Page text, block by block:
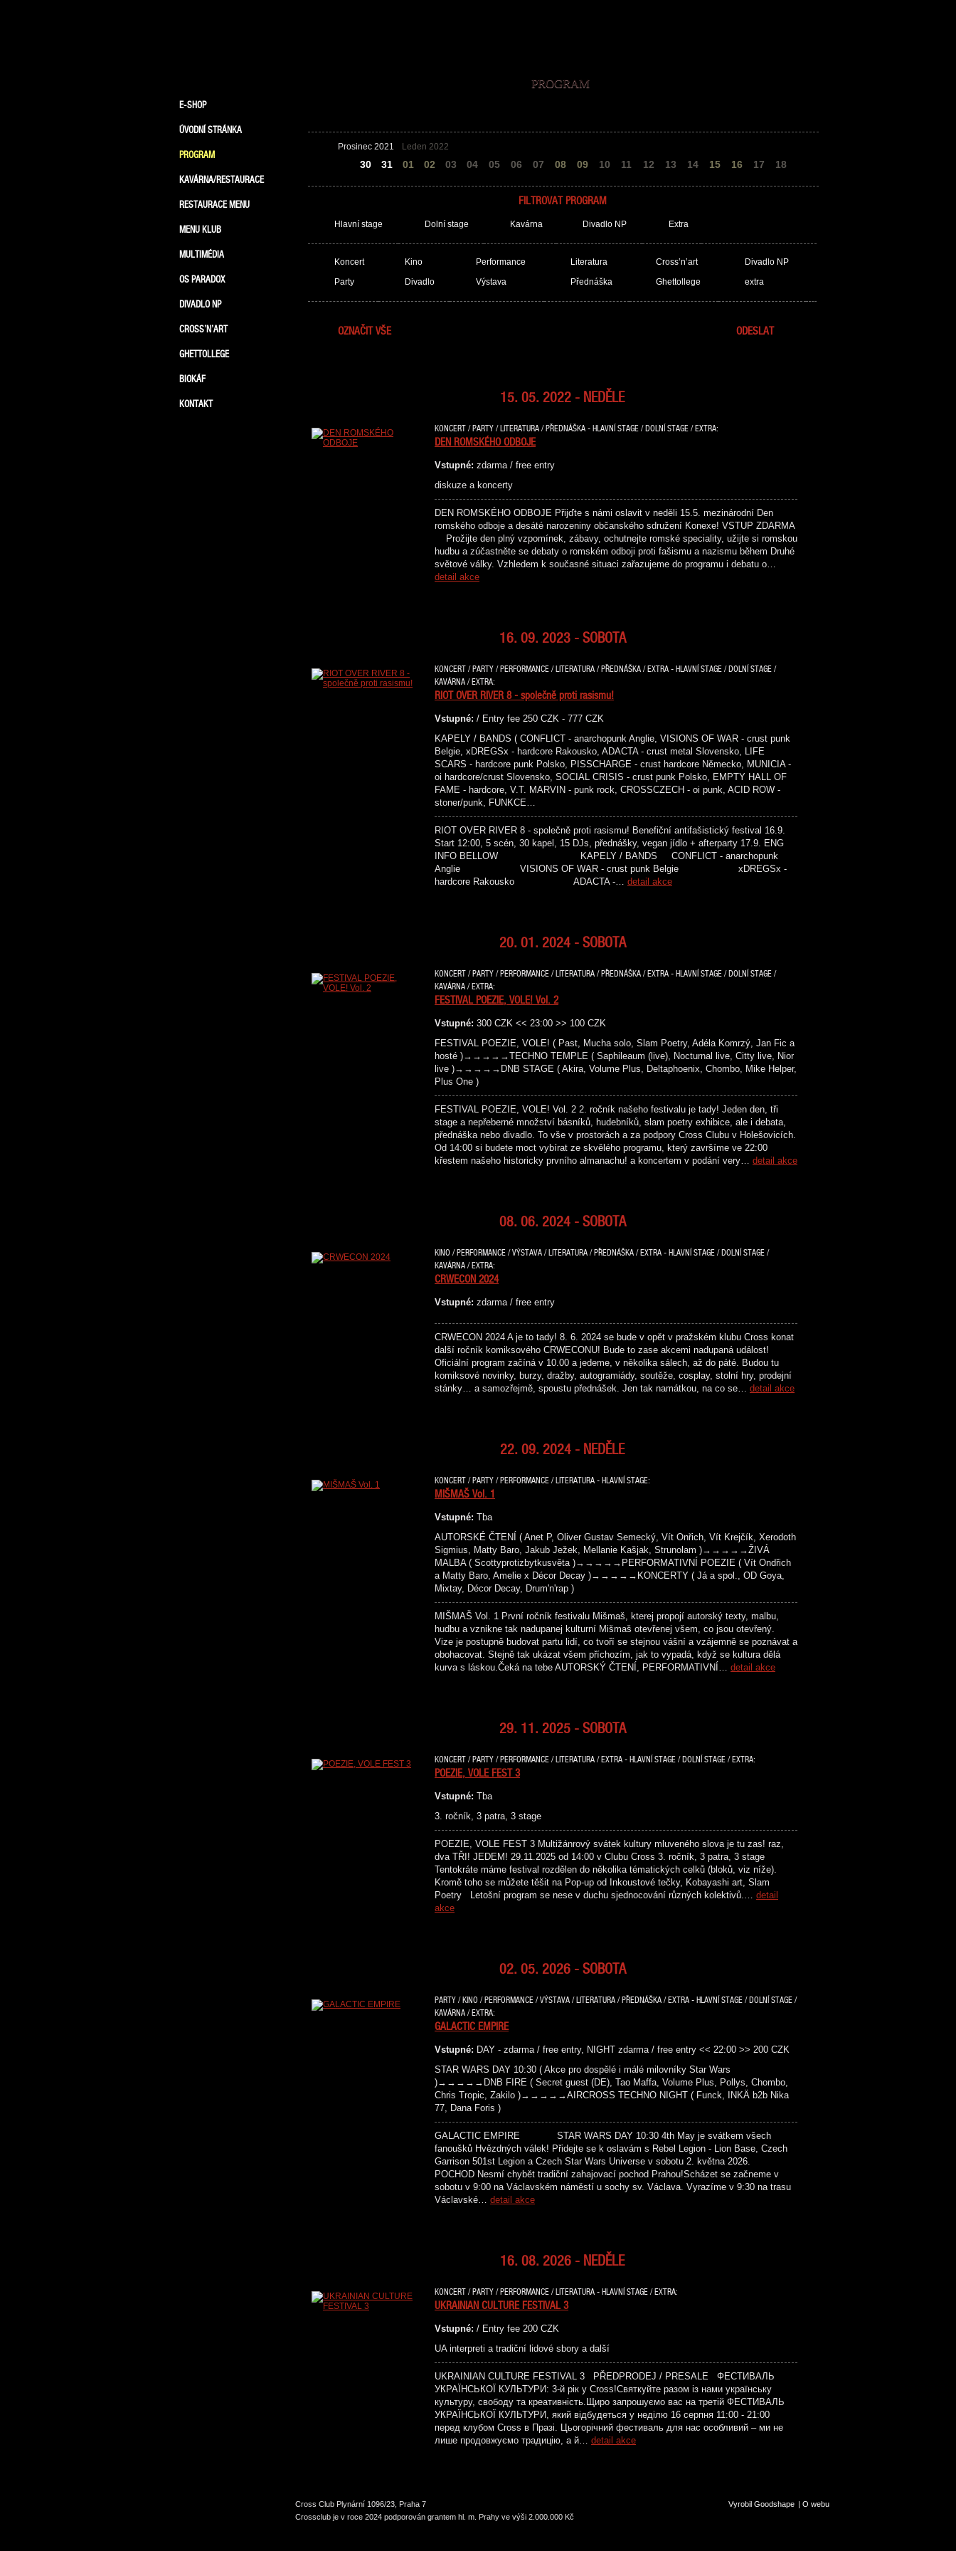
E-SHOP
ÚVODNÍ STRÁNKA
PROGRAM
KAVÁRNA/RESTAURACE
RESTAURACE MENU
MENU KLUB
MULTIMÉDIA
OS PARADOX
DIVADLO NP
CROSS’N’ART
GHETTOLLEGE
BIOKÁF
KONTAKT
PROGRAM
Prosinec 2021
30 31
Leden 2022
01 02 03 04 05 06 07 08 09 10 11 12 13 14 15 16 17 18
FILTROVAT PROGRAM
Hlavní stage Dolní stage Kavárna Divadlo NP Extra
Koncert
Party
Kino
Divadlo
Performance
Výstava
Literatura
Přednáška
Cross’n’art
Ghettollege
Divadlo NP
extra
OZNAČIT VŠE
15. 05. 2022 - NEDĚLE
KONCERT / PARTY / LITERATURA / PŘEDNÁŠKA - HLAVNÍ STAGE / DOLNÍ STAGE / EXTRA:
DEN ROMSKÉHO ODBOJE
Vstupné: zdarma / free entry
diskuze a koncerty
DEN ROMSKÉHO ODBOJE Přijďte s námi oslavit v neděli 15.5. mezinárodní Den
romského odboje a desáté narozeniny občanského sdružení Konexe! VSTUP ZDARMA
Prožijte den plný vzpomínek, zábavy, ochutnejte romské speciality, užijte si romskou
hudbu a zúčastněte se debaty o romském odboji proti fašismu a nazismu během Druhé
světové války. Vzhledem k současné situaci zařazujeme do programu i debatu o…
detail akce
16. 09. 2023 - SOBOTA
KONCERT / PARTY / PERFORMANCE / LITERATURA / PŘEDNÁŠKA / EXTRA - HLAVNÍ STAGE / DOLNÍ STAGE /
KAVÁRNA / EXTRA:
RIOT OVER RIVER 8 - společně proti rasismu!
Vstupné: / Entry fee 250 CZK - 777 CZK
KAPELY / BANDS ( CONFLICT - anarchopunk Anglie, VISIONS OF WAR - crust punk
Belgie, xDREGSx - hardcore Rakousko, ADACTA - crust metal Slovensko, LIFE
SCARS - hardcore punk Polsko, PISSCHARGE - crust hardcore Německo, MUNICIA -
oi hardcore/crust Slovensko, SOCIAL CRISIS - crust punk Polsko, EMPTY HALL OF
FAME - hardcore, V.T. MARVIN - punk rock, CROSSCZECH - oi punk, ACID ROW -
stoner/punk, FUNKCE…
RIOT OVER RIVER 8 - společně proti rasismu! Benefiční antifašistický festival 16.9.
Start 12:00, 5 scén, 30 kapel, 15 DJs, přednášky, vegan jídlo + afterparty 17.9. ENG
INFO BELLOW KAPELY / BANDS CONFLICT - anarchopunk
Anglie VISIONS OF WAR - crust punk Belgie xDREGSx -
hardcore Rakousko ADACTA -… detail akce
20. 01. 2024 - SOBOTA
KONCERT / PARTY / PERFORMANCE / LITERATURA / PŘEDNÁŠKA / EXTRA - HLAVNÍ STAGE / DOLNÍ STAGE /
KAVÁRNA / EXTRA:
FESTIVAL POEZIE, VOLE! Vol. 2
Vstupné: 300 CZK << 23:00 >> 100 CZK
FESTIVAL POEZIE, VOLE! ( Past, Mucha solo, Slam Poetry, Adéla Komrzý, Jan Fic a
hosté )→→→→→TECHNO TEMPLE ( Saphileaum (live), Nocturnal live, Citty live, Nior
live )→→→→→DNB STAGE ( Akira, Volume Plus, Deltaphoenix, Chombo, Mike Helper,
Plus One )
FESTIVAL POEZIE, VOLE! Vol. 2 2. ročník našeho festivalu je tady! Jeden den, tři
stage a nepřeberné množství básníků, hudebníků, slam poetry exhibice, ale i debata,
přednáška nebo divadlo. To vše v prostorách a za podpory Cross Clubu v Holešovicích.
Od 14:00 si budete moct vybírat ze skvělého programu, který završíme ve 22:00
křestem našeho historicky prvního almanachu! a koncertem v podání very… detail akce
08. 06. 2024 - SOBOTA
KINO / PERFORMANCE / VÝSTAVA / LITERATURA / PŘEDNÁŠKA / EXTRA - HLAVNÍ STAGE / DOLNÍ STAGE /
KAVÁRNA / EXTRA:
CRWECON 2024
Vstupné: zdarma / free entry
CRWECON 2024 A je to tady! 8. 6. 2024 se bude v opět v pražském klubu Cross konat
další ročník komiksového CRWECONU! Bude to zase akcemi nadupaná událost!
Oficiální program začíná v 10.00 a jedeme, v několika sálech, až do páté. Budou tu
komiksové novinky, burzy, dražby, autogramiády, soutěže, cosplay, stolní hry, prodejní
stánky… a samozřejmě, spoustu přednášek. Jen tak namátkou, na co se… detail akce
22. 09. 2024 - NEDĚLE
KONCERT / PARTY / PERFORMANCE / LITERATURA - HLAVNÍ STAGE:
MIŠMAŠ Vol. 1
Vstupné: Tba
AUTORSKÉ ČTENÍ ( Anet P, Oliver Gustav Semecký, Vít Onřich, Vít Krejčík, Xerodoth
Sigmius, Matty Baro, Jakub Ježek, Mellanie Kašjak, Strunolam )→→→→→ŽIVÁ
MALBA ( Scottyprotizbytkusvěta )→→→→→PERFORMATIVNÍ POEZIE ( Vít Ondřich
a Matty Baro, Amelie x Décor Decay )→→→→→KONCERTY ( Já a spol., OD Goya,
Mixtay, Décor Decay, Drum'n'rap )
MIŠMAŠ Vol. 1 První ročník festivalu Mišmaš, kterej propojí autorský texty, malbu,
hudbu a vznikne tak nadupanej kulturní Mišmaš otevřenej všem, co jsou otevřený.
Vize je postupně budovat partu lidí, co tvoří se stejnou vášní a vzájemně se poznávat a
obohacovat. Stejně tak ukázat všem příchozím, jak to vypadá, když se kultura dělá
kurva s láskou.Čeká na tebe AUTORSKÝ ČTENÍ, PERFORMATIVNÍ… detail akce
29. 11. 2025 - SOBOTA
KONCERT / PARTY / PERFORMANCE / LITERATURA / EXTRA - HLAVNÍ STAGE / DOLNÍ STAGE / EXTRA:
POEZIE, VOLE FEST 3
Vstupné: Tba
3. ročník, 3 patra, 3 stage
POEZIE, VOLE FEST 3 Multižánrový svátek kultury mluveného slova je tu zas! raz,
dva TŘI! JEDEM! 29.11.2025 od 14:00 v Clubu Cross 3. ročník, 3 patra, 3 stage
Tentokráte máme festival rozdělen do několika tématických celků (bloků, viz níže).
Kromě toho se můžete těšit na Pop-up od Inkoustové tečky, Kobayashi art, Slam
Poetry Letošní program se nese v duchu sjednocování různých kolektivů.… detail
akce
02. 05. 2026 - SOBOTA
PARTY / KINO / PERFORMANCE / VÝSTAVA / LITERATURA / PŘEDNÁŠKA / EXTRA - HLAVNÍ STAGE / DOLNÍ STAGE /
KAVÁRNA / EXTRA:
GALACTIC EMPIRE
Vstupné: DAY - zdarma / free entry, NIGHT zdarma / free entry << 22:00 >> 200 CZK
STAR WARS DAY 10:30 ( Akce pro dospělé i málé milovníky Star Wars
)→→→→→DNB FIRE ( Secret guest (DE), Tao Maffa, Volume Plus, Pollys, Chombo,
Chris Tropic, Zakilo )→→→→→AIRCROSS TECHNO NIGHT ( Funck, INKÄ b2b Nika
77, Dana Foris )
GALACTIC EMPIRE STAR WARS DAY 10:30 4th May je svátkem všech
fanoušků Hvězdných válek! Přidejte se k oslavám s Rebel Legion - Lion Base, Czech
Garrison 501st Legion a Czech Star Wars Universe v sobotu 2. května 2026.
POCHOD Nesmí chybět tradiční zahajovací pochod Prahou!Scházet se začneme v
sobotu v 9:00 na Václavském náměstí u sochy sv. Václava. Vyrazíme v 9:30 na trasu
Václavské… detail akce
16. 08. 2026 - NEDĚLE
KONCERT / PARTY / PERFORMANCE / LITERATURA - HLAVNÍ STAGE / EXTRA:
UKRAINIAN CULTURE FESTIVAL 3
Vstupné: / Entry fee 200 CZK
UA interpreti a tradiční lidové sbory a další
UKRAINIAN CULTURE FESTIVAL 3 PŘEDPRODEJ / PRESALE ФЕСТИВАЛЬ
УКРАЇНСЬКОЇ КУЛЬТУРИ: 3-й рік у Cross!Святкуйте разом із нами українську
культуру, свободу та креативність.Щиро запрошуємо вас на третій ФЕСТИВАЛЬ
УКРАЇНСЬКОЇ КУЛЬТУРИ, який відбудеться у неділю 16 серпня 11:00 - 21:00
перед клубом Cross в Празі. Цьогорічний фестиваль для нас особливий – ми не
лише продовжуємо традицію, а й… detail akce
Cross Club Plynární 1096/23, Praha 7 Vyrobil Goodshape | O webu
Crossclub je v roce 2024 podporován grantem hl. m. Prahy ve výši 2.000.000 Kč